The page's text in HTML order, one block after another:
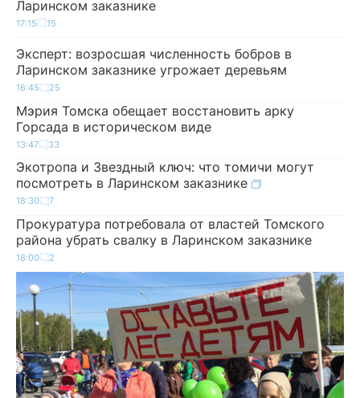
Ларинском заказнике
17:15 15
Эксперт: возросшая численность бобров в
Ларинском заказнике угрожает деревьям
16:45 25
Мэрия Томска обещает восстановить арку
Горсада в историческом виде
13:47 33
Экотропа и Звездный ключ: что томичи могут
посмотреть в Ларинском заказнике
18:30 7
Прокуратура потребовала от властей Томского
района убрать свалку в Ларинском заказнике
18:00 2